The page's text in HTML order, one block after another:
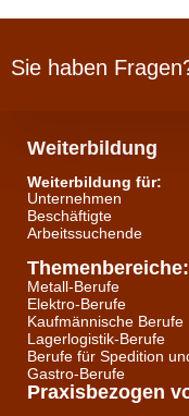
Sie haben
Weiterbildung
Weiterbildung für:
Unternehmen
Beschäftigte
Arbeitssuchende
Themenbereiche:
Metall-Berufe
Elektro-Berufe
Kaufmännische Berufe
Lagerlogistik-Berufe
Berufe für Spedition
Gastro-Berufe
Praxisbezogen